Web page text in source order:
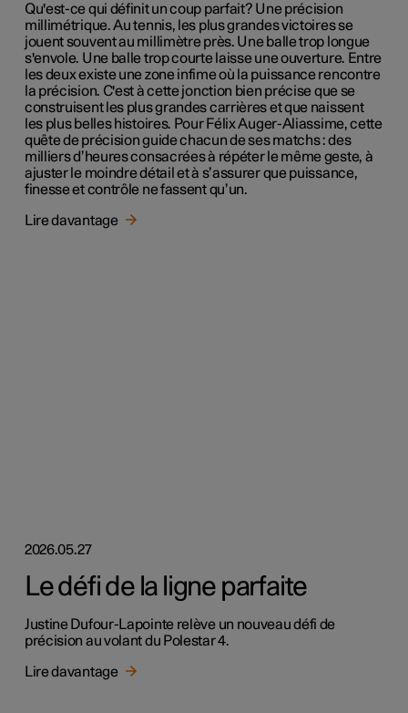
Qu'est-ce qui définit un coup parfait? Une précision
millimétrique. Au tennis, les plus grandes victoires se
jouent souvent au millimètre près. Une balle trop longue
s'envole. Une balle trop courte laisse une ouverture. Entre
les deux existe une zone infime où la puissance rencontre
la précision. C'est à cette jonction bien précise que se
construisent les plus grandes carrières et que naissent
les plus belles histoires. Pour Félix Auger-Aliassime, cette
quête de précision guide chacun de ses matchs : des
milliers d’heures consacrées à répéter le même geste, à
ajuster le moindre détail et à s’assurer que puissance,
finesse et contrôle ne fassent qu’un.
Lire davantage
2026.05.27
Le défi de la ligne parfaite
Justine Dufour-Lapointe relève un nouveau défi de
précision au volant du Polestar 4.
Lire davantage